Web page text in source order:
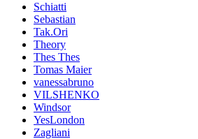
Schiatti
Sebastian
Tak.Ori
Theory
Thes Thes
Tomas Maier
vanessabruno
VILSHENKO
Windsor
YesLondon
Zagliani